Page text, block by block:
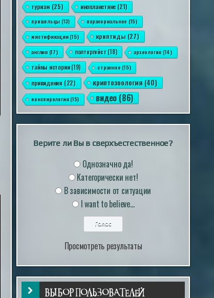
туризм(25) инопланетяне(21)
пришельцы(13) паранормальное (15)
мистификации(15) криптиды(27)
англия(17) полтергейст(18) археология(14)
тайны истории(19) странное(15)
привидения (22) криптозоология(40)
конспирология(15) видео(86)
Верите ли Вы в сверхъестественное?
Однозначно да!
Категорически нет!
В зависимости от ситуации
I want to believe...
Просмотреть результаты
ВЫБОР ПОЛЬЗОВАТЕЛЕЙ